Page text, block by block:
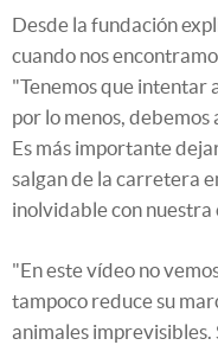
Desde la fundación
cuando nos
"Tenemos que intentar
por lo menos,
Es más importante
salgan de la carretera
inolvidable con nuestra
"En este vídeo no
tampoco reduce su
animales imprevisibles.